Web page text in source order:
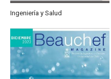
Ingeniería y Salud